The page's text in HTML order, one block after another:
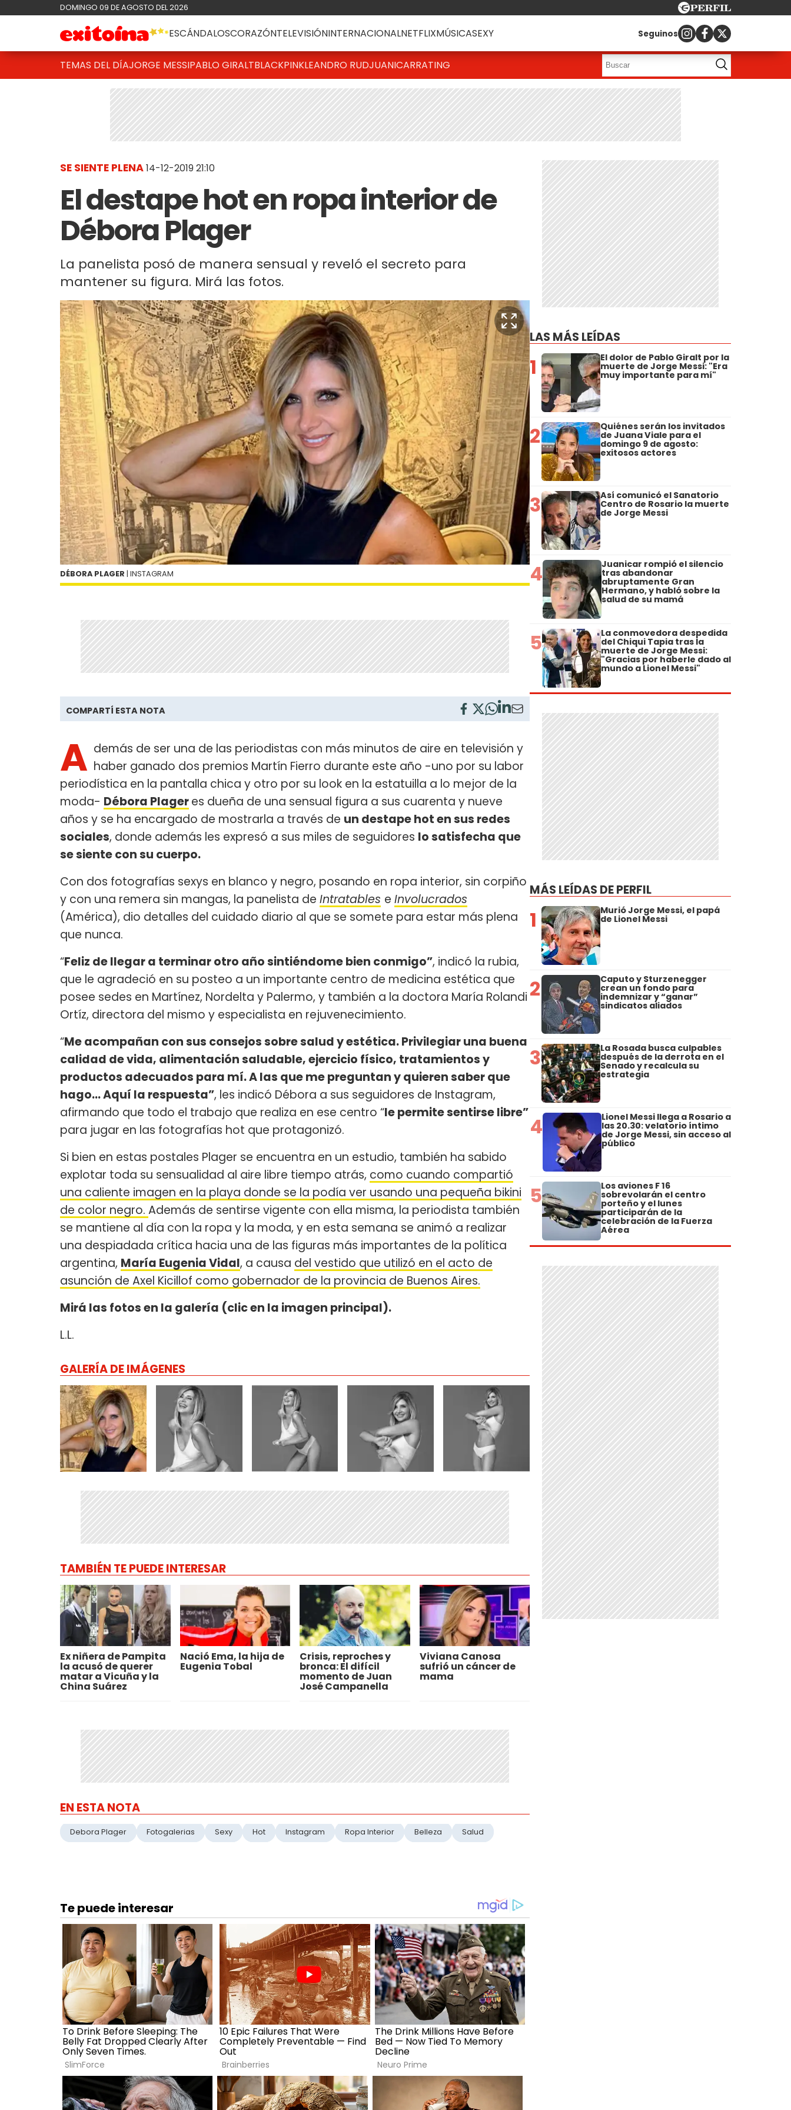
DOMINGO 09 DE AGOSTO DEL 2026
ESCÁNDALOSCORAZÓNTELEVISIÓNINTERNACIONALNETFLIXMÚSICASEXY Seguinos
TEMAS DEL DÍAJORGE MESSIPABLO GIRALTBLACKPINKLEANDRO RUDJUANICARRATING
SE SIENTE PLENA14-12-2019 21:10
El destape hot en ropa interior de
Débora Plager
La panelista posó de manera sensual y reveló el secreto para
mantener su figura. Mirá las fotos.
DÉBORA PLAGER | INSTAGRAM
COMPARTÍ ESTA NOTA
A demás de ser una de las periodistas con más minutos de aire en televisión y
haber ganado dos premios Martín Fierro durante este año -uno por su labor
periodística en la pantalla chica y otro por su look en la estatuilla a lo mejor de la
moda- Débora Plageres dueña de una sensual figura a sus cuarenta y nueve
años y se ha encargado de mostrarla a través de un destape hot en sus redes
sociales, donde además les expresó a sus miles de seguidores lo satisfecha que
se siente con su cuerpo.
Con dos fotografías sexys en blanco y negro, posando en ropa interior, sin corpiño
y con una remera sin mangas, la panelista de Intratables e Involucrados
(América), dio detalles del cuidado diario al que se somete para estar más plena
que nunca.
“Feliz de llegar a terminar otro año sintiéndome bien conmigo”, indicó la rubia,
que le agradeció en su posteo a un importante centro de medicina estética que
posee sedes en Martínez, Nordelta y Palermo, y también a la doctora María Rolandi
Ortíz, directora del mismo y especialista en rejuvenecimiento.
“Me acompañan con sus consejos sobre salud y estética. Privilegiar una buena
calidad de vida, alimentación saludable, ejercicio físico, tratamientos y
productos adecuados para mí. A las que me preguntan y quieren saber que
hago... Aquí la respuesta”, les indicó Débora a sus seguidores de Instagram,
afirmando que todo el trabajo que realiza en ese centro “le permite sentirse libre”
para jugar en las fotografías hot que protagonizó.
Si bien en estas postales Plager se encuentra en un estudio, también ha sabido
explotar toda su sensualidad al aire libre tiempo atrás, como cuando compartió
una caliente imagen en la playa donde se la podía ver usando una pequeña bikini
de color negro. Además de sentirse vigente con ella misma, la periodista también
se mantiene al día con la ropa y la moda, y en esta semana se animó a realizar
una despiadada crítica hacia una de las figuras más importantes de la política
argentina, María Eugenia Vidal, a causa del vestido que utilizó en el acto de
asunción de Axel Kicillof como gobernador de la provincia de Buenos Aires.
Mirá las fotos en la galería (clic en la imagen principal).
L.L.
GALERÍA DE IMÁGENES
TAMBIÉN TE PUEDE INTERESAR
Ex niñera de Pampita
la acusó de querer
matar a Vicuña y la
China Suárez
Nació Ema, la hija de
Eugenia Tobal
Crisis, reproches y
bronca: El difícil
momento de Juan
José Campanella
Viviana Canosa
sufrió un cáncer de
mama
EN ESTA NOTA
Debora Plager Fotogalerias Sexy Hot Instagram Ropa Interior Belleza Salud
LAS MÁS LEÍDAS
1 El dolor de Pablo Giralt por la
muerte de Jorge Messi: "Era
muy importante para mí"
2 Quiénes serán los invitados
de Juana Viale para el
domingo 9 de agosto:
exitosos actores
3 Así comunicó el Sanatorio
Centro de Rosario la muerte
de Jorge Messi
4 Juanicar rompió el silencio
tras abandonar
abruptamente Gran
Hermano, y habló sobre la
salud de su mamá
5 La conmovedora despedida
del Chiqui Tapia tras la
muerte de Jorge Messi:
"Gracias por haberle dado al
mundo a Lionel Messi"
MÁS LEÍDAS DE PERFIL
1 Murió Jorge Messi, el papá
de Lionel Messi
2 Caputo y Sturzenegger
crean un fondo para
indemnizar y “ganar”
sindicatos aliados
3 La Rosada busca culpables
después de la derrota en el
Senado y recalcula su
estrategia
4 Lionel Messi llega a Rosario a
las 20.30: velatorio íntimo
de Jorge Messi, sin acceso al
público
5 Los aviones F 16
sobrevolarán el centro
porteño y el lunes
participarán de la
celebración de la Fuerza
Aérea